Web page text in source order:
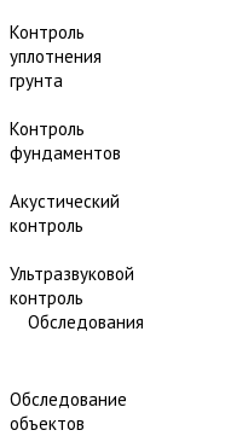
Контроль
уплотнения
грунта
Контроль
фундаментов
Акустический
контроль
Ультразвуковой
контроль
Обследования
Обследование
объектов